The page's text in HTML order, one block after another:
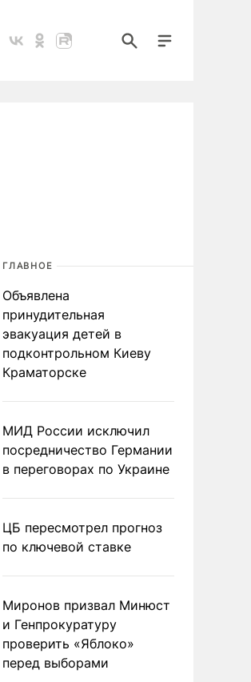
ГЛАВНОЕ
Объявлена
принудительная
эвакуация детей в
подконтрольном Киеву
Краматорске
МИД России исключил
посредничество Германии
в переговорах по Украине
ЦБ пересмотрел прогноз
по ключевой ставке
Миронов призвал Минюст
и Генпрокуратуру
проверить «Яблоко»
перед выборами